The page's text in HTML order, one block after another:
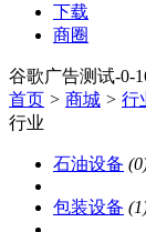
下载
商圈
谷歌广告测试-0-
首页 > 商城 > 行
行业
石油设备
包装设备